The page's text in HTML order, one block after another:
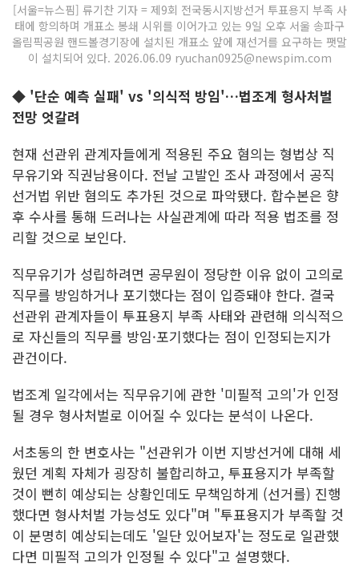
[서울=뉴스핌] 류기찬 기자 = 제9회 전국동시지방선거 투표용지 부족 사
태에 항의하며 개표소 봉쇄 시위를 이어가고 있는 9일 오후 서울 송파구
올림픽공원 핸드볼경기장에 설치된 개표소 앞에 재선거를 요구하는 팻말
이 설치되어 있다. 2026.06.09 ryuchan0925@newspim.com
◆ '단순 예측 실패' vs '의식적 방임'…법조계 형사처벌
전망 엇갈려
현재 선관위 관계자들에게 적용된 주요 혐의는 형법상 직
무유기와 직권남용이다. 전날 고발인 조사 과정에서 공직
선거법 위반 혐의도 추가된 것으로 파악됐다. 합수본은 향
후 수사를 통해 드러나는 사실관계에 따라 적용 법조를 정
리할 것으로 보인다.
직무유기가 성립하려면 공무원이 정당한 이유 없이 고의로
직무를 방임하거나 포기했다는 점이 입증돼야 한다. 결국
선관위 관계자들이 투표용지 부족 사태와 관련해 의식적으
로 자신들의 직무를 방임·포기했다는 점이 인정되는지가
관건이다.
법조계 일각에서는 직무유기에 관한 '미필적 고의'가 인정
될 경우 형사처벌로 이어질 수 있다는 분석이 나온다.
서초동의 한 변호사는 "선관위가 이번 지방선거에 대해 세
웠던 계획 자체가 굉장히 불합리하고, 투표용지가 부족할
것이 뻔히 예상되는 상황인데도 무책임하게 (선거를) 진행
했다면 형사처벌 가능성도 있다"며 "투표용지가 부족할 것
이 분명히 예상되는데도 '일단 있어보자'는 정도로 일관했
다면 미필적 고의가 인정될 수 있다"고 설명했다.